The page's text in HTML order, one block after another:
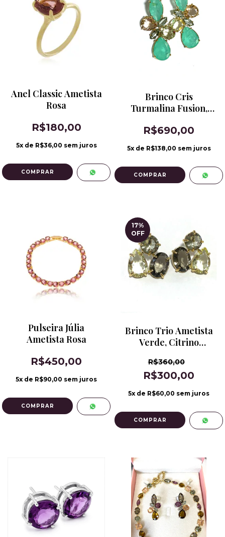
Anel Classic Ametista
Rosa
R$180,00
5x de R$36,00 sem juros
COMPRAR
Brinco Cris
Turmalina Fusion,
Morganita e Ametista
Verde
R$690,00
5x de R$138,00 sem juros
Pulseira Júlia
Ametista Rosa
R$450,00
5x de R$90,00 sem juros
17%
OFF
Brinco Trio Ametista
Verde, Citrino
R$360,00
R$300,00
5x de R$60,00 sem juros